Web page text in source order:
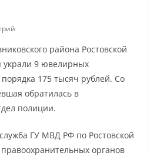
района Ростовской
украли 9 ювелирных
175 тысяч рублей. Со
обратилась в
полиции.
ГУ МВД РФ по Ростовской
органов